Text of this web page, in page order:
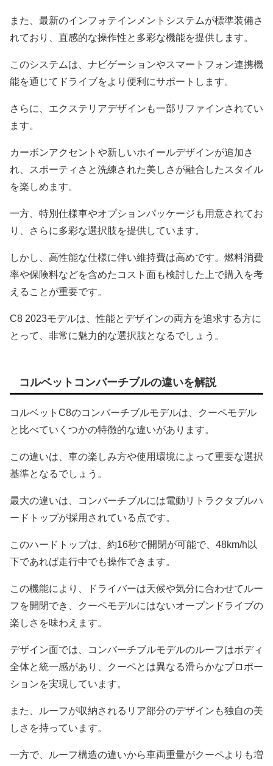
また、最新のインフォテインメントシステムが標準装備さ
れており、直感的な操作性と多彩な機能を提供します。
このシステムは、ナビゲーションやスマートフォン連携機
能を通じてドライブをより便利にサポートします。
さらに、エクステリアデザインも一部リファインされてい
ます。
カーボンアクセントや新しいホイールデザインが追加さ
れ、スポーティさと洗練された美しさが融合したスタイル
を楽しめます。
一方、特別仕様車やオプションパッケージも用意されてお
り、さらに多彩な選択肢を提供しています。
しかし、高性能な仕様に伴い維持費は高めです。燃料消費
率や保険料などを含めたコスト面も検討した上で購入を考
えることが重要です。
C8 2023モデルは、性能とデザインの両方を追求する方に
とって、非常に魅力的な選択肢となるでしょう。
コルベットコンバーチブルの違いを解説
コルベットC8のコンバーチブルモデルは、クーペモデル
と比べていくつかの特徴的な違いがあります。
この違いは、車の楽しみ方や使用環境によって重要な選択
基準となるでしょう。
最大の違いは、コンバーチブルには電動リトラクタブルハ
ードトップが採用されている点です。
このハードトップは、約16秒で開閉が可能で、48km/h以
下であれば走行中でも操作できます。
この機能により、ドライバーは天候や気分に合わせてルー
フを開閉でき、クーペモデルにはないオープンドライブの
楽しさを味わえます。
デザイン面では、コンバーチブルモデルのルーフはボディ
全体と統一感があり、クーペとは異なる滑らかなプロポー
ションを実現しています。
また、ルーフが収納されるリア部分のデザインも独自の美
しさを持っています。
一方で、ルーフ構造の違いから車両重量がクーペよりも増